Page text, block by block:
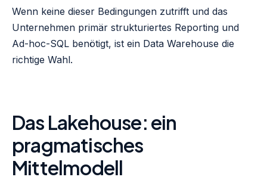
Wenn keine dieser Bedingungen zutrifft und das
Unternehmen primär strukturiertes Reporting und
Ad-hoc-SQL benötigt, ist ein Data Warehouse die
richtige Wahl.
Das Lakehouse: ein
pragmatisches
Mittelmodell